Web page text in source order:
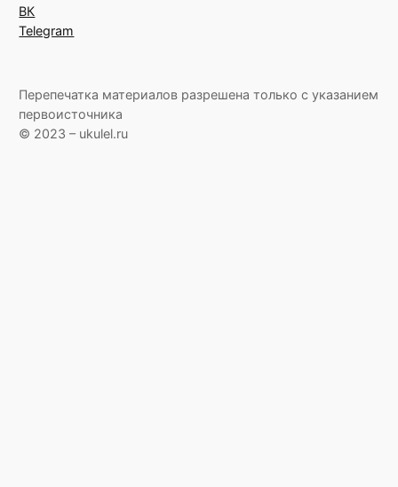
ВК
Telegram
Перепечатка материалов разрешена только с указанием
первоисточника
© 2023 – ukulel.ru